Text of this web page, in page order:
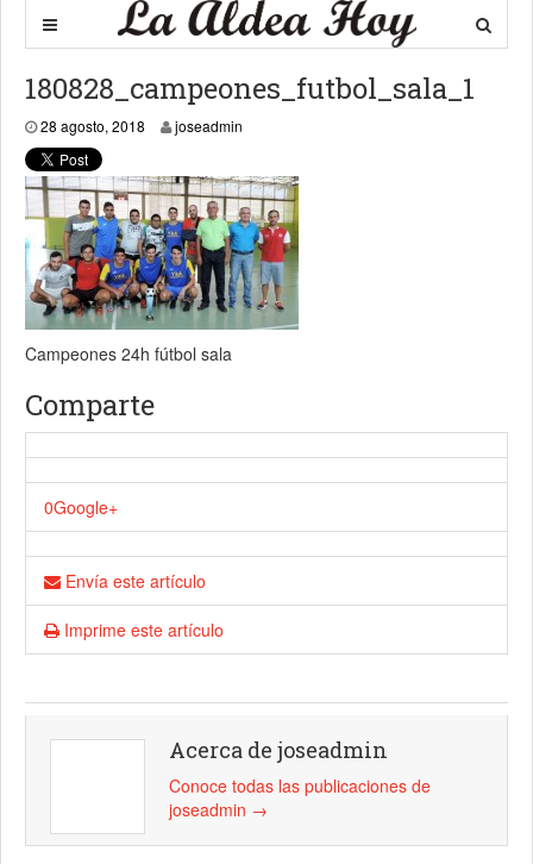
180828_campeones_futbol_sala_1
28 agosto, 2018 28 agosto, 2018
joseadmin
Campeones 24h fútbol sala
Comparte
0Google+
Envía este artículo
Imprime este artículo
Acerca de joseadmin
Conoce todas las publicaciones de
joseadmin →